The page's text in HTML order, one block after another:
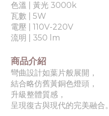
色溫 | 黃光 3000k
瓦數 | 5W
電壓 | 110V-220V
流明 | 350 lm
商品介紹
彎曲設計如葉片般展開，
結合略仿舊黃銅色燈頭，
升級整體質感，
呈現復古與現代的完美融合。